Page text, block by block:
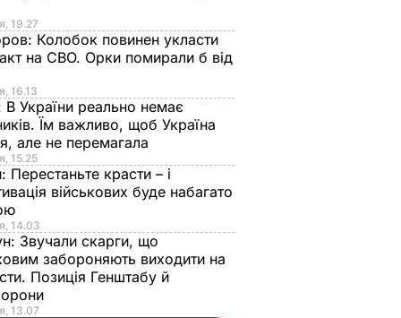
19.27
Колобок повинен укласти
на СВО. Орки помирали б від
16.13
В України реально немає
Їм важливо, щоб Україна
але не перемагала
15.25
Перестаньте красти – і
військових буде набагато
14.03
Звучали скарги, що
забороняють виходити на
Позиція Генштабу й
13.07